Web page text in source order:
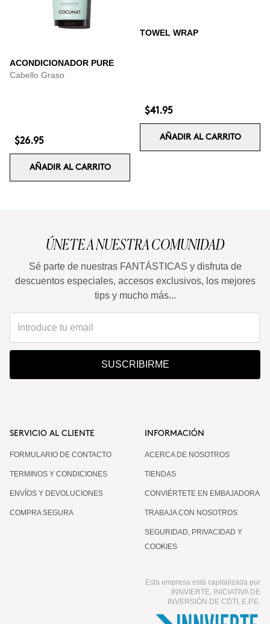
ACONDICIONADOR PURE
Cabello Graso
$26.95
AÑADIR AL CARRITO
TOWEL WRAP
$41.95
AÑADIR AL CARRITO
ÚNETE A NUESTRA COMUNIDAD
Sé parte de nuestras FANTÁSTICAS y disfruta de
descuentos especiales, accesos exclusivos, los mejores
tips y mucho más...
SUSCRIBIRME
SERVICIO AL CLIENTE
FORMULARIO DE CONTACTO
TERMINOS Y CONDICIONES
ENVÍOS Y DEVOLUCIONES
COMPRA SEGURA
INFORMACIÓN
ACERCA DE NOSOTROS
TIENDAS
CONVIÉRTETE EN EMBAJADORA
TRABAJA CON NOSOTROS
SEGURIDAD, PRIVACIDAD Y
COOKIES
Esta empresa está capitalizada por
INNVIERTE, INICIATIVA DE
INVERSIÓN DE CDTI, E.P.E.